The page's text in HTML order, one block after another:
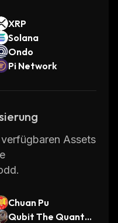
XRP
Solana
Ondo
Pi Network
Assets
Chuan Pu
Qubit The Quantu